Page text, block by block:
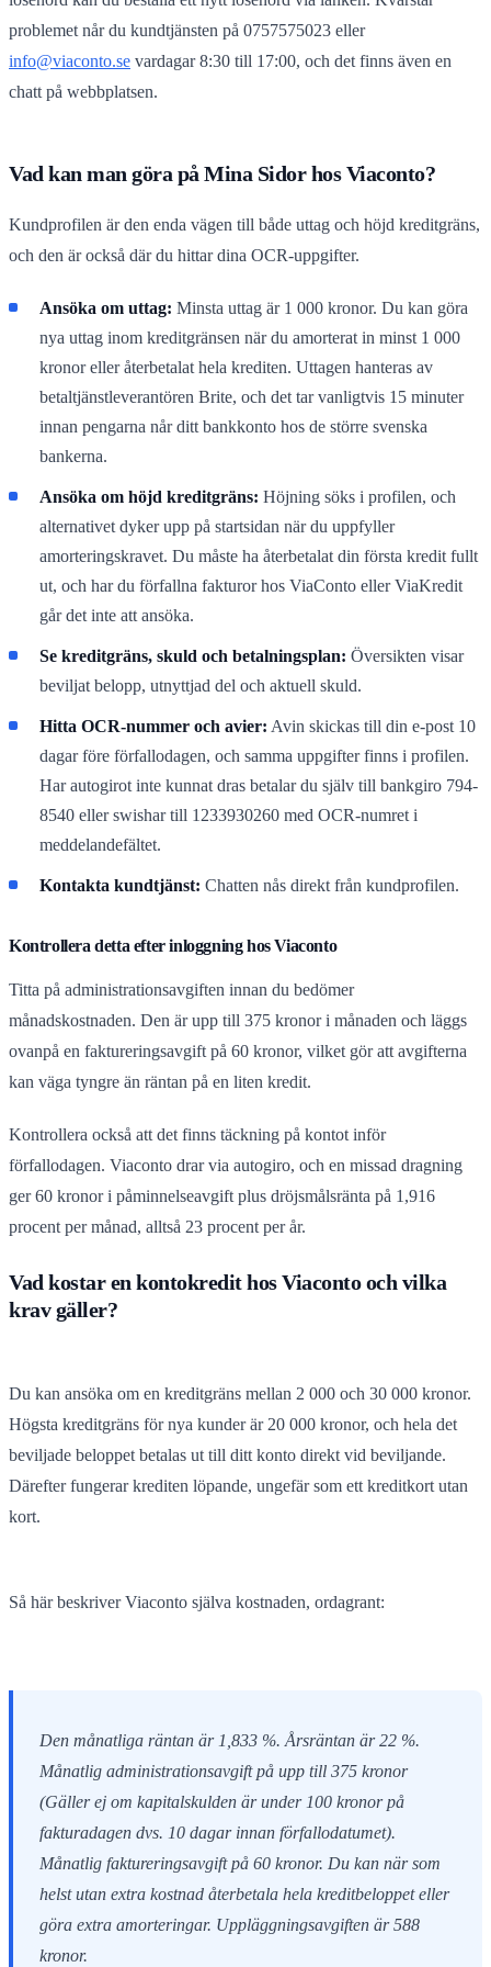
problemet når du kundtjänsten på 0757575023 eller
info@viaconto.se vardagar 8:30 till 17:00, och det finns även en
chatt på webbplatsen.
Vad kan man göra på Mina Sidor hos Viaconto?
Kundprofilen är den enda vägen till både uttag och höjd kreditgräns,
och den är också där du hittar dina OCR-uppgifter.
Ansöka om uttag: Minsta uttag är 1 000 kronor. Du kan göra
nya uttag inom kreditgränsen när du amorterat in minst 1 000
kronor eller återbetalat hela krediten. Uttagen hanteras av
betaltjänstleverantören Brite, och det tar vanligtvis 15 minuter
innan pengarna når ditt bankkonto hos de större svenska
bankerna.
Ansöka om höjd kreditgräns: Höjning söks i profilen, och
alternativet dyker upp på startsidan när du uppfyller
amorteringskravet. Du måste ha återbetalat din första kredit fullt
ut, och har du förfallna fakturor hos ViaConto eller ViaKredit
går det inte att ansöka.
Se kreditgräns, skuld och betalningsplan: Översikten visar
beviljat belopp, utnyttjad del och aktuell skuld.
Hitta OCR-nummer och avier: Avin skickas till din e-post 10
dagar före förfallodagen, och samma uppgifter finns i profilen.
Har autogirot inte kunnat dras betalar du själv till bankgiro 794-
8540 eller swishar till 1233930260 med OCR-numret i
meddelandefältet.
Kontakta kundtjänst: Chatten nås direkt från kundprofilen.
Kontrollera detta efter inloggning hos Viaconto
Titta på administrationsavgiften innan du bedömer
månadskostnaden. Den är upp till 375 kronor i månaden och läggs
ovanpå en faktureringsavgift på 60 kronor, vilket gör att avgifterna
kan väga tyngre än räntan på en liten kredit.
Kontrollera också att det finns täckning på kontot inför
förfallodagen. Viaconto drar via autogiro, och en missad dragning
ger 60 kronor i påminnelseavgift plus dröjsmålsränta på 1,916
procent per månad, alltså 23 procent per år.
Vad kostar en kontokredit hos Viaconto och vilka
krav gäller?
Du kan ansöka om en kreditgräns mellan 2 000 och 30 000 kronor.
Högsta kreditgräns för nya kunder är 20 000 kronor, och hela det
beviljade beloppet betalas ut till ditt konto direkt vid beviljande.
Därefter fungerar krediten löpande, ungefär som ett kreditkort utan
kort.
Så här beskriver Viaconto själva kostnaden, ordagrant:
Den månatliga räntan är 1,833 %. Årsräntan är 22 %.
Månatlig administrationsavgift på upp till 375 kronor
(Gäller ej om kapitalskulden är under 100 kronor på
fakturadagen dvs. 10 dagar innan förfallodatumet).
Månatlig faktureringsavgift på 60 kronor. Du kan när som
helst utan extra kostnad återbetala hela kreditbeloppet eller
göra extra amorteringar. Uppläggningsavgiften är 588
kronor.